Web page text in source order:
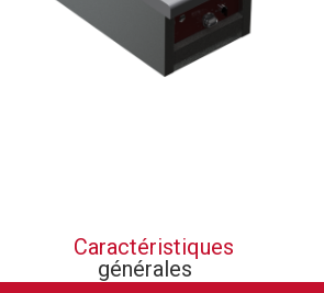
Caractéristiques
générales